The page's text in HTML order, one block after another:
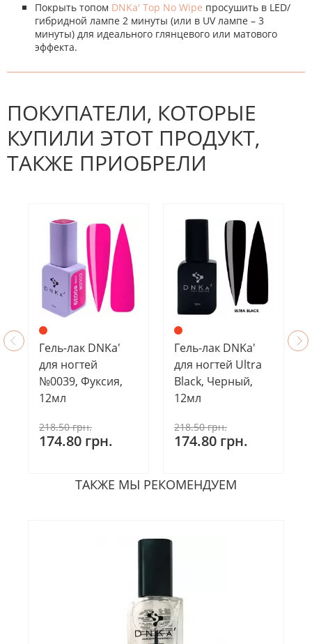
Покрыть топом DNKa' Top No Wipe просушить в LED/
гибридной лампе 2 минуты (или в UV лампе – 3
минуты) для идеального глянцевого или матового
эффекта.
К настоящему времени нет
отзыв.
ПОКУПАТЕЛИ, КОТОРЫЕ
КУПИЛИ ЭТОТ ПРОДУКТ,
ТАКЖЕ ПРИОБРЕЛИ
Гель-лак DNKa'
для ногтей
№0039, Фуксия,
12мл
218.50 грн.
174.80 грн.
Гель-лак DNKa'
для ногтей Ultra
Black, Черный,
12мл
218.50 грн.
174.80 грн.
ТАКЖЕ МЫ РЕКОМЕНДУЕМ